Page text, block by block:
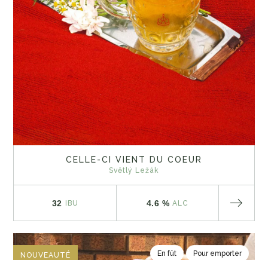
CELLE-CI VIENT DU COEUR
Světlý Ležák
32 IBU 4.6 % ALC
NOUVEAUTÉ En fût Pour emporter